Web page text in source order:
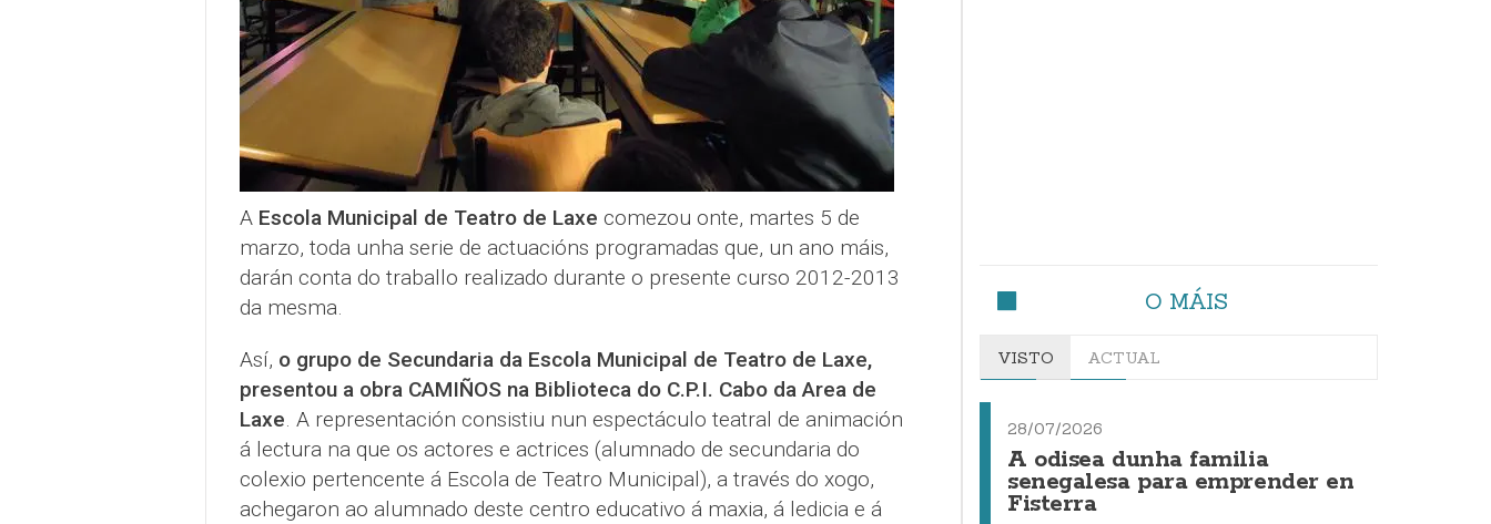
A Escola Municipal de Teatro de Laxe comezou onte, martes 5 de
marzo, toda unha serie de actuacións programadas que, un ano máis,
darán conta do traballo realizado durante o presente curso 2012-2013
da mesma.
Así, o grupo de Secundaria da Escola Municipal de Teatro de Laxe,
presentou a obra CAMIÑOS na Biblioteca do C.P.I. Cabo da Area de
Laxe. A representación consistiu nun espectáculo teatral de animación
á lectura na que os actores e actrices (alumnado de secundaria do
colexio pertencente á Escola de Teatro Municipal), a través do xogo,
achegaron ao alumnado deste centro educativo á maxia, á ledicia e á
O MÁIS
VISTO ACTUAL
28/07/2026
A odisea dunha familia
senegalesa para emprender en
Fisterra